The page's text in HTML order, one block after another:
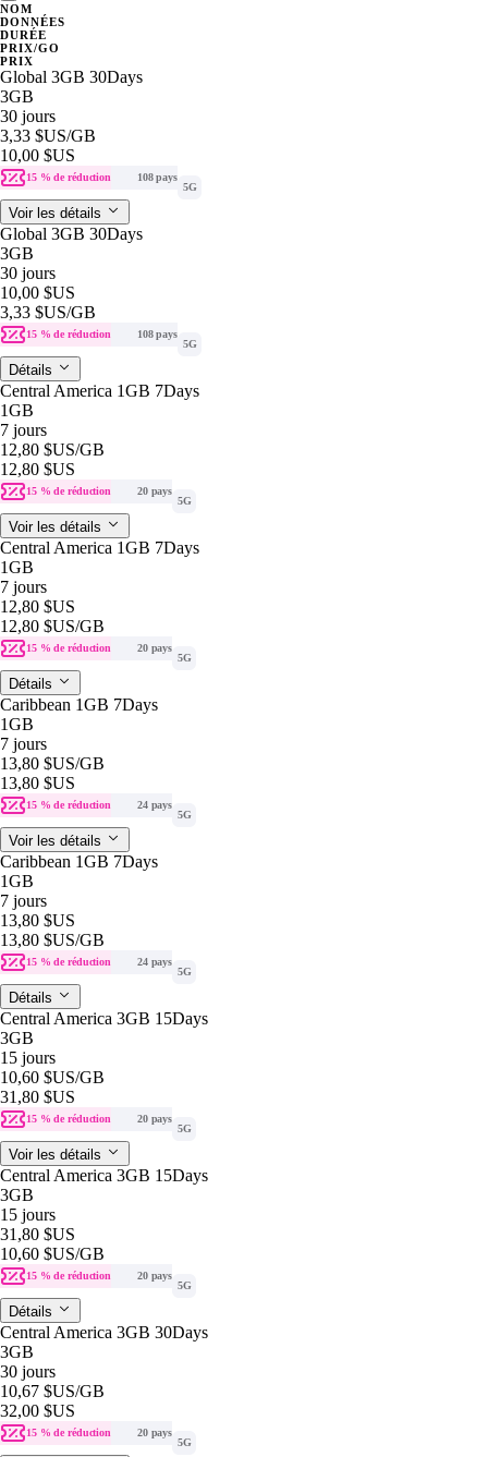
NOM
DONNÉES
DURÉE
PRIX/GO
PRIX
Global 3GB 30Days
3GB
30 jours
3,33 $US/GB
10,00 $US
15 % de réduction
108 pays
5G
Voir les détails
Global 3GB 30Days
3GB
30 jours
10,00 $US
3,33 $US/GB
15 % de réduction
108 pays
5G
Détails
Central America 1GB 7Days
1GB
7 jours
12,80 $US/GB
12,80 $US
15 % de réduction
20 pays
5G
Voir les détails
Central America 1GB 7Days
1GB
7 jours
12,80 $US
12,80 $US/GB
15 % de réduction
20 pays
5G
Détails
Caribbean 1GB 7Days
1GB
7 jours
13,80 $US/GB
13,80 $US
15 % de réduction
24 pays
5G
Voir les détails
Caribbean 1GB 7Days
1GB
7 jours
13,80 $US
13,80 $US/GB
15 % de réduction
24 pays
5G
Détails
Central America 3GB 15Days
3GB
15 jours
10,60 $US/GB
31,80 $US
15 % de réduction
20 pays
5G
Voir les détails
Central America 3GB 15Days
3GB
15 jours
31,80 $US
10,60 $US/GB
15 % de réduction
20 pays
5G
Détails
Central America 3GB 30Days
3GB
30 jours
10,67 $US/GB
32,00 $US
15 % de réduction
20 pays
5G